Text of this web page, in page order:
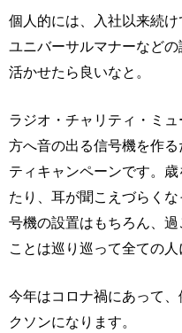
個人的には、入社以来続け
ユニバーサルマナーなど
活かせたら良いなと。
ラジオ・チャリティ・ミ
方へ音の出る信号機を作
ティキャンペーンです。
たり、耳が聞こえづらく
号機の設置はもちろん、
ことは巡り巡って全ての
今年はコロナ禍にあって
クソンになります。